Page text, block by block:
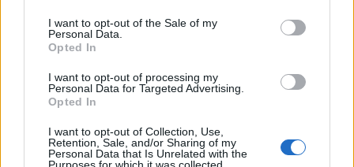
I want to opt-out of the Sale of my
Personal Data.
Opted In
I want to opt-out of processing my
Personal Data for Targeted Advertising.
Opted In
I want to opt-out of Collection, Use,
Retention, Sale, and/or Sharing of my
Personal Data that Is Unrelated with the
Purposes for which it was collected.